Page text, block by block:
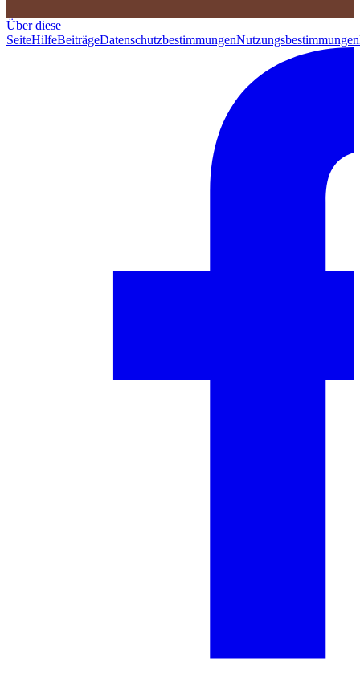
Über diese
SeiteHilfeBeiträgeDatenschutzbestimmungenNutzungsbestimmungen